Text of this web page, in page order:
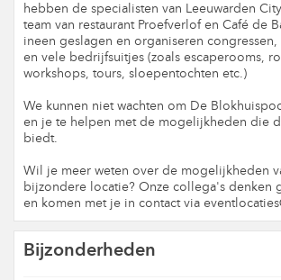
hebben de specialisten van Leeuwarden
team van restaurant Proefverlof en Café de
ineen geslagen en organiseren congressen,
en vele bedrijfsuitjes (zoals escaperooms,
workshops, tours, sloepentochten etc.)
We kunnen niet wachten om De
en je te helpen met de mogelijkheden die
biedt.
Wil je meer weten over de mogelijkheden
bijzondere locatie? Onze collega's denken
en komen met je in contact via
Bijzonderheden